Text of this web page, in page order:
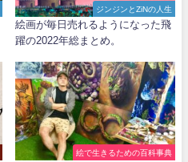
ジンジンとZiNの人生
絵画が毎日売れるようになった飛
躍の2022年総まとめ。
絵で生きるための百科事典